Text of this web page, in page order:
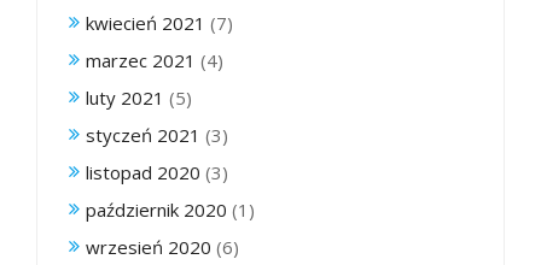
kwiecień 2021 (7)
marzec 2021 (4)
luty 2021 (5)
styczeń 2021 (3)
listopad 2020 (3)
październik 2020 (1)
wrzesień 2020 (6)